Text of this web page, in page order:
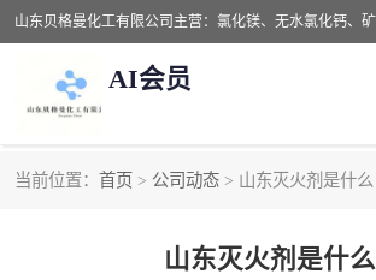
AI会员
当前位置： 首页 > 公司动态 > 山东灭火剂是什么
山东灭火剂是什么
氯化钙